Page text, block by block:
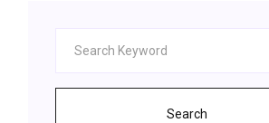
Search